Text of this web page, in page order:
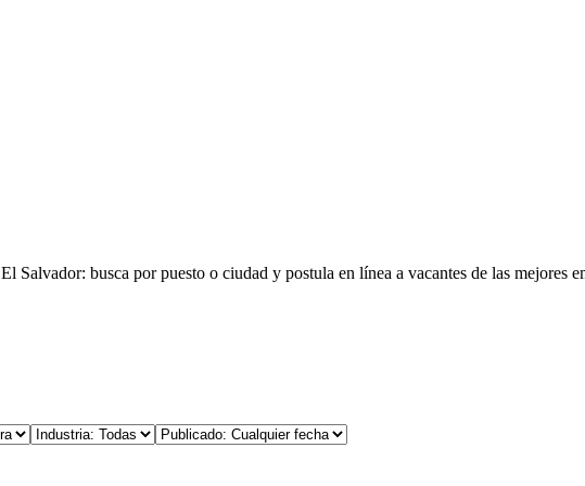
El Salvador: busca por puesto o ciudad y postula en línea a vacantes de las mejores